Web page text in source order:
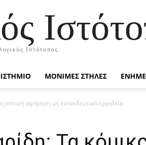
Ιστότοπος
ΜΟΝΙΜΕΣ ΣΤΗΛΕΣ
οπτική αφήγηση ως εκπαιδευτικό εργαλείο